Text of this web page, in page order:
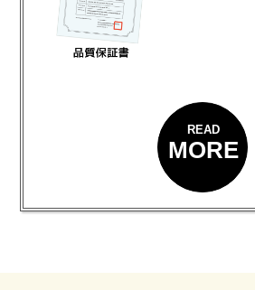
READ
MORE